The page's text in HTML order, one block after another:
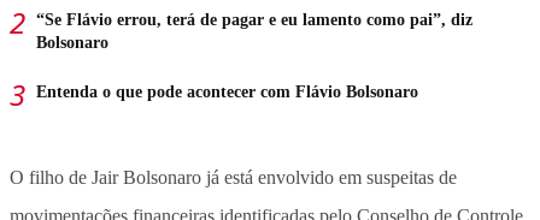
“Se Flávio errou, terá de pagar e eu lamento como pai”, diz
Bolsonaro
Entenda o que pode acontecer com Flávio Bolsonaro
O filho de Jair Bolsonaro já está envolvido em suspeitas de
movimentações financeiras identificadas pelo Conselho de Controle